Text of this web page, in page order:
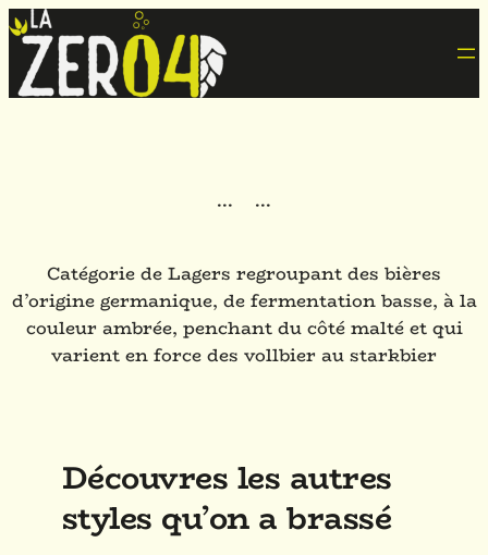
··· ···
Catégorie de Lagers regroupant des bières
d’origine germanique, de fermentation basse, à la
couleur ambrée, penchant du côté malté et qui
varient en force des vollbier au starkbier
Découvres les autres
styles qu’on a brassé